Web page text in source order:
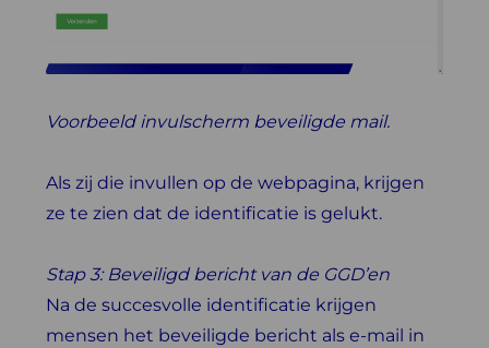
Voorbeeld invulscherm beveiligde mail.
Als zij die invullen op de webpagina, krijgen
ze te zien dat de identificatie is gelukt.
Stap 3: Beveiligd bericht van de GGD’en
Na de succesvolle identificatie krijgen
mensen het beveiligde bericht als e-mail in